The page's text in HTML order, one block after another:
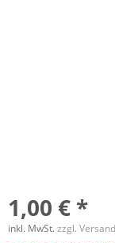
1,00 € *
inkl. MwSt.zzgl.